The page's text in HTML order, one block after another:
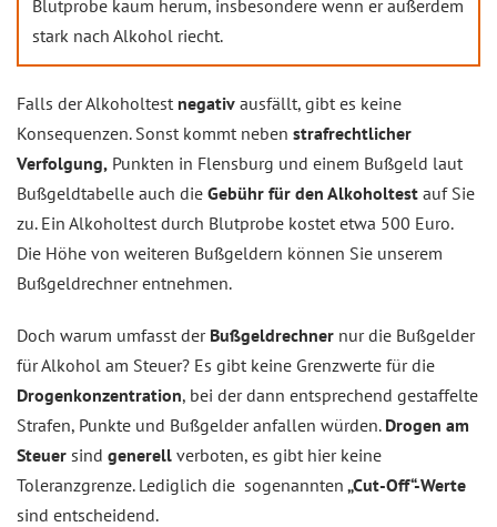
Blutprobe kaum herum, insbesondere wenn er außerdem
stark nach Alkohol riecht.
Falls der Alkoholtest negativ ausfällt, gibt es keine
Konsequenzen. Sonst kommt neben strafrechtlicher
Verfolgung, Punkten in Flensburg und einem Bußgeld laut
Bußgeldtabelle auch die Gebühr für den Alkoholtest auf Sie
zu. Ein Alkoholtest durch Blutprobe kostet etwa 500 Euro.
Die Höhe von weiteren Bußgeldern können Sie unserem
Bußgeldrechner entnehmen.
Doch warum umfasst der Bußgeldrechner nur die Bußgelder
für Alkohol am Steuer? Es gibt keine Grenzwerte für die
Drogenkonzentration, bei der dann entsprechend gestaffelte
Strafen, Punkte und Bußgelder anfallen würden. Drogen am
Steuer sind generell verboten, es gibt hier keine
Toleranzgrenze. Lediglich die sogenannten „Cut-Off“-Werte
sind entscheidend.